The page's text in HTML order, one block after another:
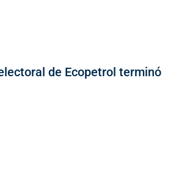
de Ecopetrol terminó